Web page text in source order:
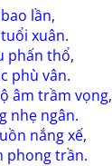
lần,
xuân.
phấn thổ,
phù vân.
âm trầm vọng,
nhẹ ngân.
nắng xế,
phong trần.